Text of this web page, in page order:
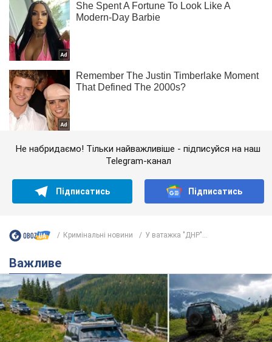
Не набридаємо! Тільки найважливіше - підписуйся на наш
Telegram-канал
Підписатись Підписатись
Кримінальні новини У ватажка "ДНР"...
Важливе